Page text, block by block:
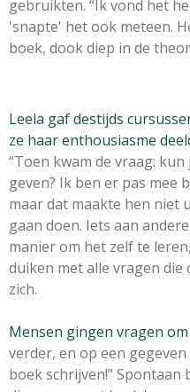
gebruikten. “Ik vond het
'snapte' het ook meteen.
boek, dook diep in de
Leela gaf destijds
ze haar enthousiasme
“Toen kwam de vraag:
geven? Ik ben er pas mee
maar dat maakte hen niet
gaan doen. Iets aan
manier om het zelf te
duiken met alle vragen
zich.
Mensen gingen vragen
verder, en op een
boek schrijven!” Spontaan